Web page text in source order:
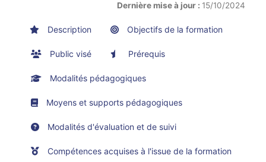
Dernière mise à jour : 15/10/2024
Description Objectifs de la formation
Public visé Prérequis
Modalités pédagogiques
Moyens et supports pédagogiques
Modalités d'évaluation et de suivi
Compétences acquises à l'issue de la formation